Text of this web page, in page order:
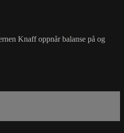
Knaff oppnår balanse på og